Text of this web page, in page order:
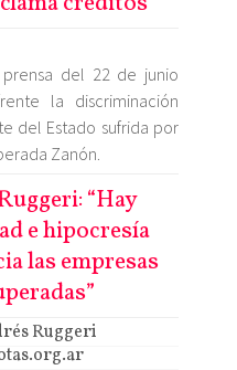
del 22 de junio
la discriminación
del Estado sufrida por
Zanón.
“Hay
e hipocresía
las empresas
Ruggeri